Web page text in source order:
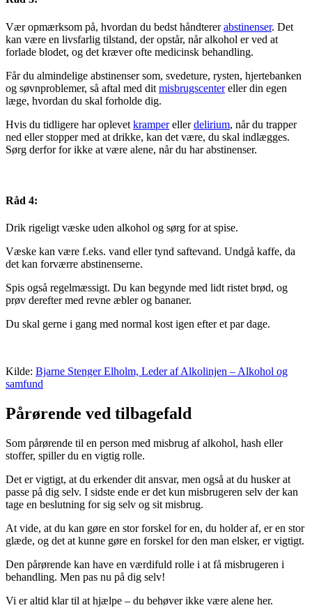
Vær opmærksom på, hvordan du bedst håndtererabstinenser. Det
kan være en livsfarlig tilstand, der opstår, når alkohol er ved at
forlade blodet, og det kræver ofte medicinsk behandling.
Får du almindelige abstinenser som, svedeture, rysten, hjertebanken
og søvnproblemer, så aftal med dit misbrugscentereller din egen
læge, hvordan du skal forholde dig.
Hvis du tidligere har oplevet kramperellerdelirium, når du trapper
ned eller stopper med at drikke, kan det være, du skal indlægges.
Sørg derfor for ikke at være alene, når du har abstinenser.
Råd 4:
Drik rigeligt væske uden alkohol og sørg for at spise.
Væske kan være f.eks. vand eller tynd saftevand. Undgå kaffe, da
det kan forværre abstinenserne.
Spis også regelmæssigt. Du kan begynde med lidt ristet brød, og
prøv derefter med revne æbler og bananer.
Du skal gerne i gang med normal kost igen efter et par dage.
Kilde: Bjarne Stenger Elholm, Leder af Alkolinjen – Alkohol og
samfund
Pårørende ved tilbagefald
Som pårørende til en person med misbrug af alkohol, hash eller
stoffer, spiller du en vigtig rolle.
Det er vigtigt, at du erkender dit ansvar, men også at du husker at
passe på dig selv. I sidste ende er det kun misbrugeren selv der kan
tage en beslutning for sig selv og sit misbrug.
At vide, at du kan gøre en stor forskel for en, du holder af, er en stor
glæde, og det at kunne gøre en forskel for den man elsker, er vigtigt.
Den pårørende kan have en værdifuld rolle i at få misbrugeren i
behandling. Men pas nu på dig selv!
Vi er altid klar til at hjælpe – du behøver ikke være alene her.